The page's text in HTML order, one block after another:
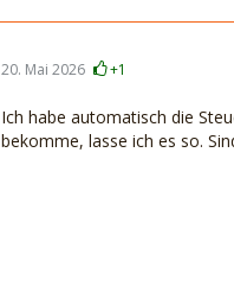
20. Mai 2026 +1
Ich habe automatisch die
bekomme, lasse ich es so.